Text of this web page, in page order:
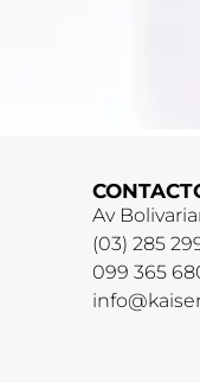
Av
(03) 285
099 365